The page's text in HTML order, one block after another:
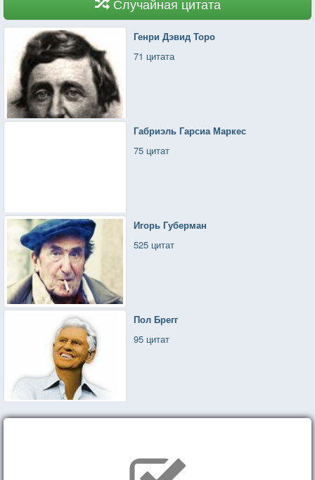
Генри Дэвид Торо
71 цитата
Габриэль Гарсиа Маркес
75 цитат
Игорь Губерман
525 цитат
Пол Брегг
95 цитат